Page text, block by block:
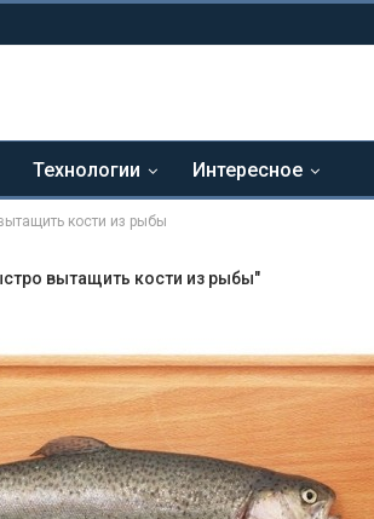
Технологии Интересное
кости из рыбы
вытащить кости из рыбы"